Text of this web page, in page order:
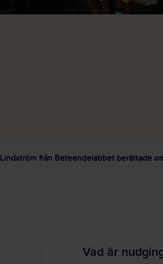
från Beteendelabbet berättade
Vad är